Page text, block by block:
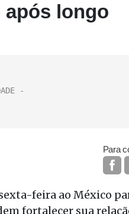
após longo
Para
feira ao México
fortalecer sua